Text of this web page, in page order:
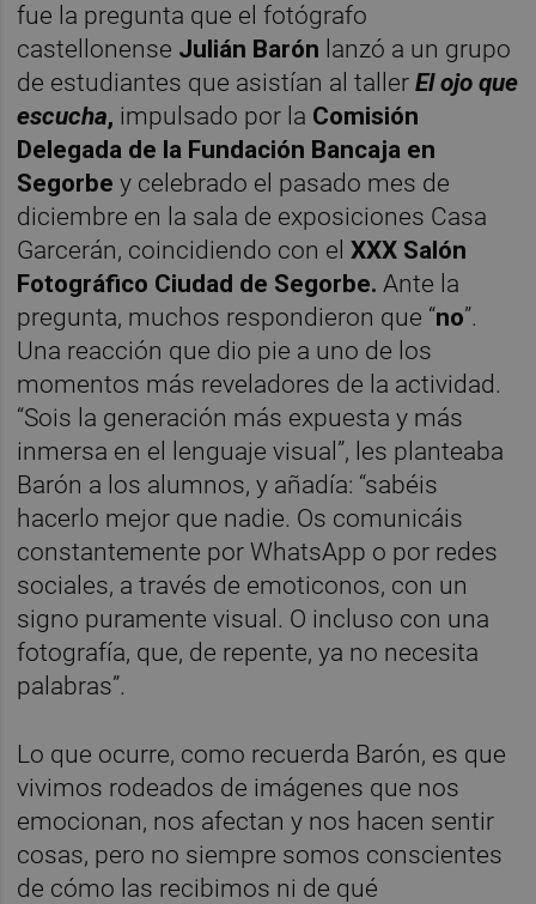
fue la pregunta que el fotógrafo
castellonense Julián Barón lanzó a un grupo
de estudiantes que asistían al taller El ojo que
escucha, impulsado por la Comisión
Delegada de la Fundación Bancaja en
Segorbey celebrado el pasado mes de
diciembre en la sala de exposiciones Casa
Garcerán, coincidiendo con elXXX Salón
Fotográfico Ciudad de Segorbe. Ante la
pregunta, muchos respondieron que “no”.
Una reacción que dio pie a uno de los
momentos más reveladores de la actividad.
“Sois la generación más expuesta y más
inmersa en el lenguaje visual”, les planteaba
Barón a los alumnos, y añadía: “sabéis
hacerlo mejor que nadie. Os comunicáis
constantemente por WhatsApp o por redes
sociales, a través de emoticonos, con un
signo puramente visual. O incluso con una
fotografía, que, de repente, ya no necesita
palabras”.
Lo que ocurre, como recuerda Barón, es que
vivimos rodeados de imágenes que nos
emocionan, nos afectan y nos hacen sentir
cosas, pero no siempre somos conscientes
de cómo las recibimos ni de qué